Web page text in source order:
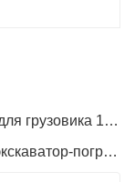
предыдущий : Разбрасыватель песка для грузовика 10CBM
следующий : Многофункциональный экскаватор-погрузчик